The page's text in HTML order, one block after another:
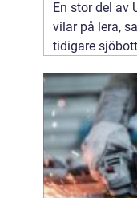
En stor del av
vilar på lera,
tidigare
som stabil på
under ytan kan
både mjuk
den som
bygga hus,
industrilokal